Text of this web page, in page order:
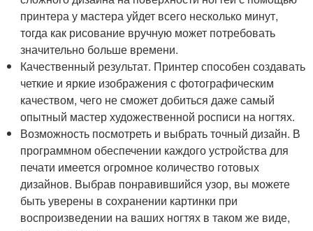
принтера у мастера уйдет всего несколько минут,
тогда как рисование вручную может потребовать
значительно больше времени.
Качественный результат. Принтер способен создавать
четкие и яркие изображения с фотографическим
качеством, чего не сможет добиться даже самый
опытный мастер художественной росписи на ногтях.
Возможность посмотреть и выбрать точный дизайн. В
программном обеспечении каждого устройства для
печати имеется огромное количество готовых
дизайнов. Выбрав понравившийся узор, вы можете
быть уверены в сохранении картинки при
воспроизведении на ваших ногтях в таком же виде,